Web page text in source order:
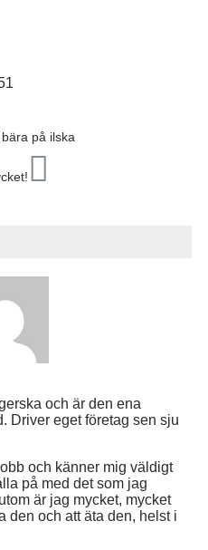
på ilska
och är den ena
Driver eget företag sen sju
och känner mig väldigt
på med det som jag
är jag mycket, mycket
den och att äta den, helst i